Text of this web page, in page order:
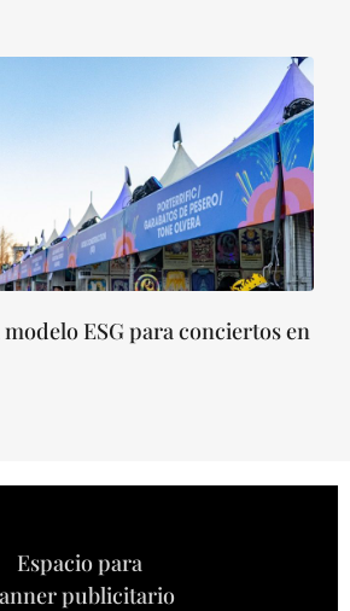
ESG para conciertos en
Espacio para
publicitario